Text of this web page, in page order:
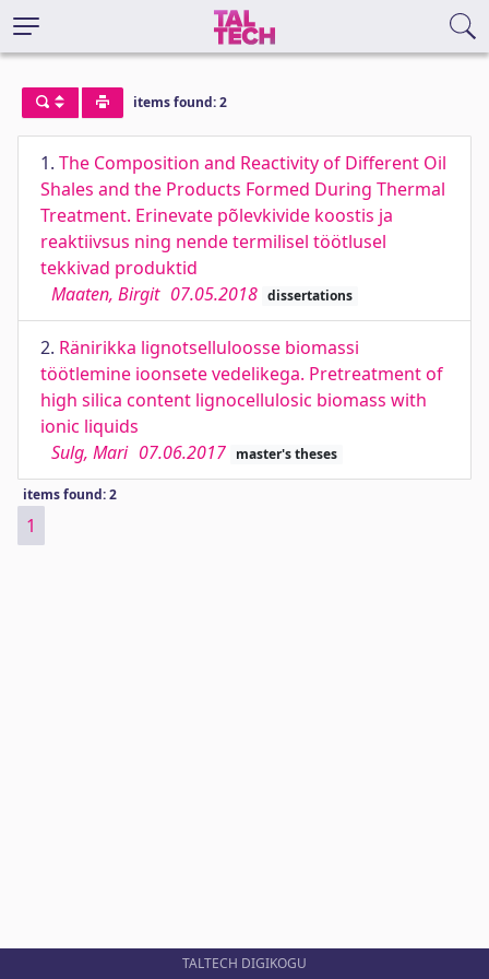
items found: 2
1. The Composition and Reactivity of Different Oil
Shales and the Products Formed During Thermal
Treatment. Erinevate põlevkivide koostis ja
reaktiivsus ning nende termilisel töötlusel
tekkivad produktid
Maaten, Birgit 07.05.2018 dissertations
2. Ränirikka lignotselluloosse biomassi
töötlemine ioonsete vedelikega. Pretreatment of
high silica content lignocellulosic biomass with
ionic liquids
Sulg, Mari 07.06.2017 master's theses
items found: 2
1
TALTECH DIGIKOGU